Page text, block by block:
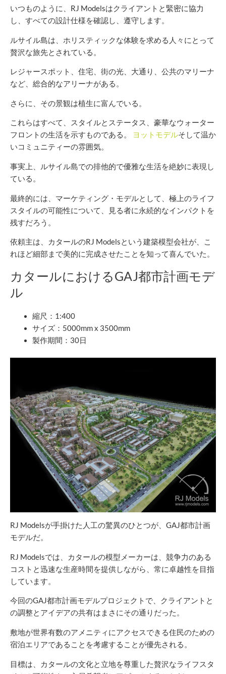
いつものように、RJ Modelsはクライアントと緊密に協力
し、すべての設計仕様を確認し、遵守します。
ルサイル島は、ホリスティックな体験を求める人々にとって
贅沢な旅先とされている。
レジャースポット、住宅、街の光、大通り、公共のマリーナ
など、総合的なアリーナがある。
さらに、その景観は植生に富んでいる。
これらはすべて、スタイルとステータス、豪華なウォーター
フロントの生活を示すものである。
ヨットモデルそして温か
いコミュニティーの雰囲気。
事実上、ルサイル島での排他的で優雅な生活を絶妙に表現し
ている。
最終的には、マーケティング・モデルとして、極上のライフ
スタイルの可能性について、見る者に永続的なインパクトを
残すだろう。
依頼主は、カタールのRJ Modelsという建築模型会社が、こ
れほど細部まで美的に完成させたことを知って喜んでいた。
カタールにおけるGAJ都市計画モデ
ル
縮尺：1:400
サイズ：5000mm x 3500mm
製作期間：30日
RJ Modelsが手掛けた人工の驚異のひとつが、GAJ都市計画
モデルだ。
RJ Modelsでは、カタールの模型メーカーは、競争力のある
コストと迅速な生産時間を提供しながら、常に卓越性を目指
しています。
今回のGAJ都市計画モデルプロジェクトで、クライアントと
の調整とアイデアの共有はまさにその通りだった。
敷地が世界有数のアメニティにアクセスできる住民のための
宿泊エリアであることを考慮することが優先される。
目標は、カタールの文化と立地を尊重した贅沢なライフスタ